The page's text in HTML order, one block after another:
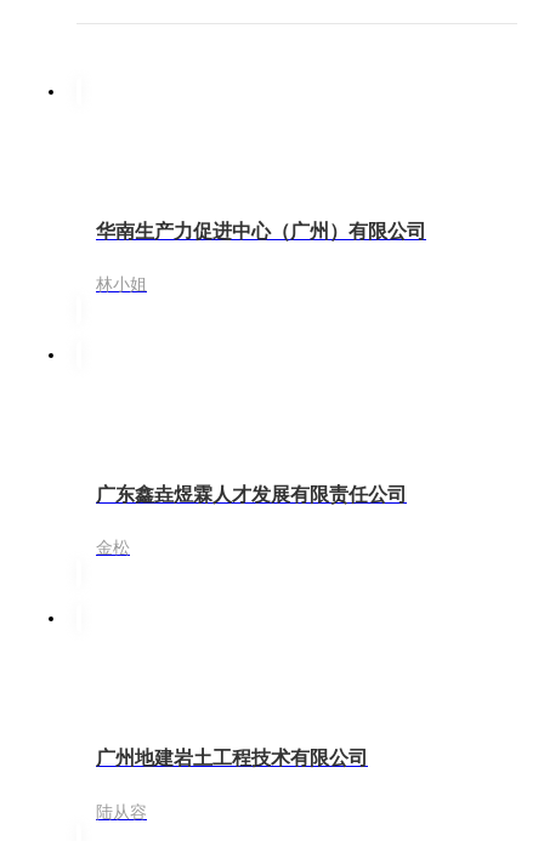
华南生产力促进中心（广州）有限公司
林小姐
广东鑫垚煜霖人才发展有限责任公司
金松
广州地建岩土工程技术有限公司
陆从容